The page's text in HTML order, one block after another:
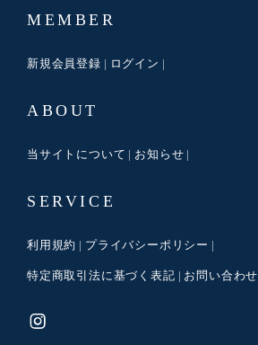
MEMBER
新規会員登録 ログイン
ABOUT
当サイトについて お知らせ
SERVICE
利用規約 プライバシーポリシー
特定商取引法に基づく表記 お問い合わせ